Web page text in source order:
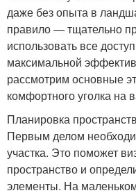
даже без опыта в
правило — тщательно
использовать все
максимальной
рассмотрим основные
комфортного уголка на
Планировка
Первым делом
участка. Это поможет
пространство и
элементы. На